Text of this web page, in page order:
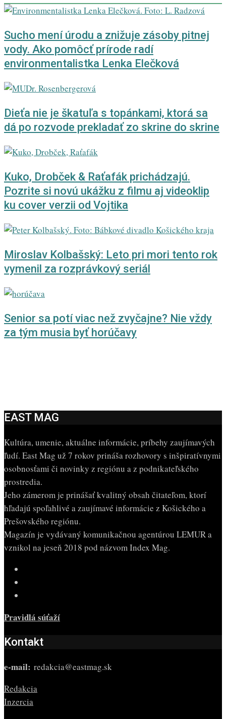
Sucho mení úrodu a znižuje zásoby pitnej
vody. Ako pomôcť prírode radí
environmentalistka Lenka Elečková
Dieťa nie je škatuľa s topánkami, ktorá sa
dá po rozvode prekladať zo skrine do skrine
Kuko, Drobček & Raťafák prichádzajú.
Pozrite si novú ukážku z filmu aj videoklip
ku cover verzii od Vojtika
Miroslav Kolbašský: Leto pri mori tento rok
vymenil za rozprávkový seriál
Senior sa potí viac než zvyčajne? Nie vždy
za tým musia byť horúčavy
EAST MAG
Kultúra, umenie, aktuálne informácie, príbehy zaujímavých
ľudí. East Mag už 7 rokov prináša rozhovory s inšpiratívnymi
osobnosťami či novinky z regiónu a z podnikateľského
prostredia.
Jeho zámerom je prinášať kvalitný obsah čitateľom, ktorí
hľadajú spoľahlivé a zaujímavé informácie z Košického a
Prešovského regiónu.
Magazín je vydávaný komunikačnou agentúrou LEMUR a
vznikol na jeseň 2018 pod názvom Index Mag.
Pravidlá súťaží
Kontakt
e-mail: redakcia@eastmag.sk
Redakcia
Inzercia